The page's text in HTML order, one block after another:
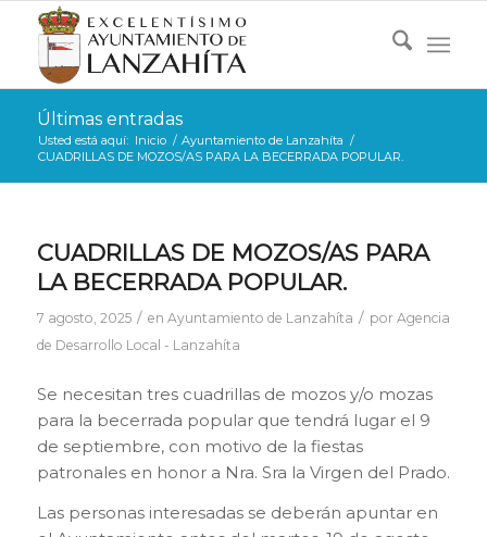
Últimas entradas
Usted está aquí: Inicio / Ayuntamiento de Lanzahíta /
CUADRILLAS DE MOZOS/AS PARA LA BECERRADA POPULAR.
CUADRILLAS DE MOZOS/AS PARA
LA BECERRADA POPULAR.
7 agosto, 2025 / en Ayuntamiento de Lanzahíta / por Agencia
de Desarrollo Local - Lanzahíta
Se necesitan tres cuadrillas de mozos y/o mozas
para la becerrada popular que tendrá lugar el 9
de septiembre, con motivo de la fiestas
patronales en honor a Nra. Sra la Virgen del Prado.
Las personas interesadas se deberán apuntar en